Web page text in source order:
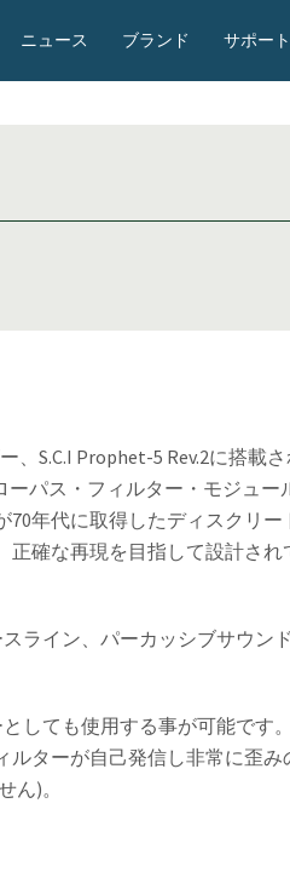
ニュース ブランド サポート
、S.C.I Prophet-5 Rev.2に搭載
パス・フィルター・モジュー
年代に取得したディスクリ
確な再現を目指して設計さ
ライン、パーカッシブサウン
しても使用する事が可能です
ルターが自己発信し非常に歪
ん)。